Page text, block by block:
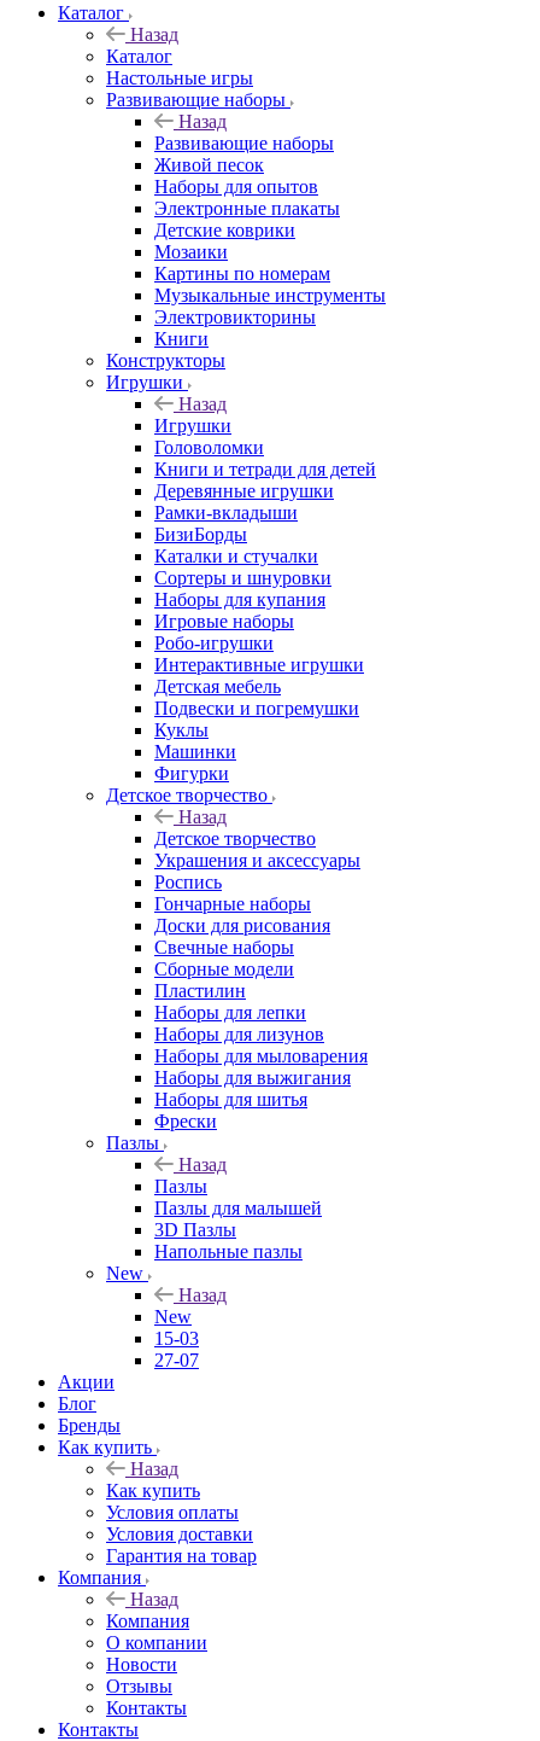
Каталог
Назад
Каталог
Настольные игры
Развивающие наборы
Назад
Развивающие наборы
Живой песок
Наборы для опытов
Электронные плакаты
Детские коврики
Мозаики
Картины по номерам
Музыкальные инструменты
Электровикторины
Книги
Конструкторы
Игрушки
Назад
Игрушки
Головоломки
Книги и тетради для детей
Деревянные игрушки
Рамки-вкладыши
БизиБорды
Каталки и стучалки
Сортеры и шнуровки
Наборы для купания
Игровые наборы
Робо-игрушки
Интерактивные игрушки
Детская мебель
Подвески и погремушки
Куклы
Машинки
Фигурки
Детское творчество
Назад
Детское творчество
Украшения и аксессуары
Роспись
Гончарные наборы
Доски для рисования
Свечные наборы
Сборные модели
Пластилин
Наборы для лепки
Наборы для лизунов
Наборы для мыловарения
Наборы для выжигания
Наборы для шитья
Фрески
Пазлы
Назад
Пазлы
Пазлы для малышей
3D Пазлы
Напольные пазлы
New
Назад
New
15-03
27-07
Акции
Блог
Бренды
Как купить
Назад
Как купить
Условия оплаты
Условия доставки
Гарантия на товар
Компания
Назад
Компания
О компании
Новости
Отзывы
Контакты
Контакты